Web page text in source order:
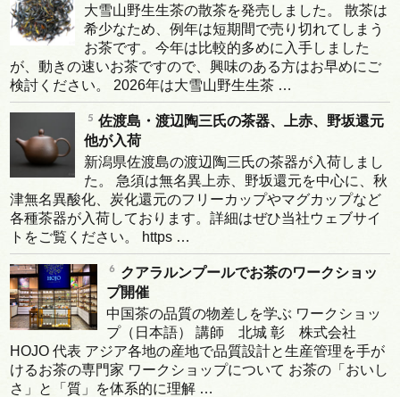
大雪山野生生茶の散茶を発売しました。 散茶は
希少なため、例年は短期間で売り切れてしまう
お茶です。今年は比較的多めに入手しました
が、動きの速いお茶ですので、興味のある方はお早めにご
検討ください。 2026年は大雪山野生生茶 …
佐渡島・渡辺陶三氏の茶器、上赤、野坂還元
他が入荷
新潟県佐渡島の渡辺陶三氏の茶器が入荷しまし
た。 急須は無名異上赤、野坂還元を中心に、秋
津無名異酸化、炭化還元のフリーカップやマグカップなど
各種茶器が入荷しております。詳細はぜひ当社ウェブサイ
トをご覧ください。 https …
クアラルンプールでお茶のワークショッ
プ開催
中国茶の品質の物差しを学ぶ ワークショッ
プ（日本語） 講師 北城 彰 株式会社
HOJO 代表 アジア各地の産地で品質設計と生産管理を手が
けるお茶の専門家 ワークショップについて お茶の「おいし
さ」と「質」を体系的に理解 …